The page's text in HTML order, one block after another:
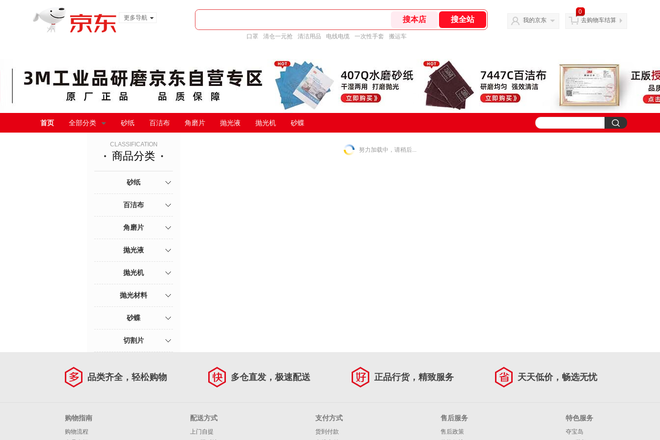
更多导航
口罩 清仓一元抢 清洁用品 电线电缆 一次性手套 搬运车
我的京东
0
去购物车结算
首页 全部分类 砂纸 百洁布 角磨片 抛光液 抛光机 砂蝶
CLASSIFICATION
商品分类
砂纸
百洁布
角磨片
抛光液
抛光机
抛光材料
砂蝶
切割片
努力加载中，请稍后...
品类齐全，轻松购物 多仓直发，极速配送 正品行货，精致服务 天天低价，畅选无忧
购物指南
购物流程
配送方式
上门自提
支付方式
货到付款
售后服务
售后政策
特色服务
夺宝岛